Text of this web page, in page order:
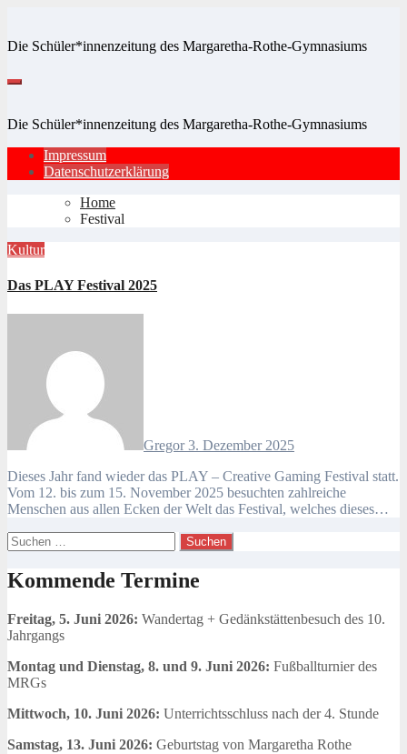
springen
Die Schüler*innenzeitung des Margaretha-Rothe-Gymnasiums
Die Schüler*innenzeitung des Margaretha-Rothe-Gymnasiums
Impressum
Datenschutzerklärung
Home
Festival
Kultur
Das PLAY Festival 2025
Gregor3. Dezember 2025
Dieses Jahr fand wieder das PLAY – Creative Gaming Festival statt.
Vom 12. bis zum 15. November 2025 besuchten zahlreiche
Menschen aus allen Ecken der Welt das Festival, welches dieses…
Suchen
nach:
Kommende Termine
Freitag, 5. Juni 2026: Wandertag + Gedänkstättenbesuch des 10.
Jahrgangs
Montag und Dienstag, 8. und 9. Juni 2026: Fußballturnier des
MRGs
Mittwoch, 10. Juni 2026: Unterrichtsschluss nach der 4. Stunde
Samstag, 13. Juni 2026: Geburtstag von Margaretha Rothe